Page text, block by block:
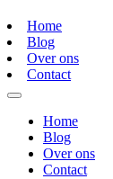
Home
Blog
Over ons
Contact
Home
Blog
Over ons
Contact